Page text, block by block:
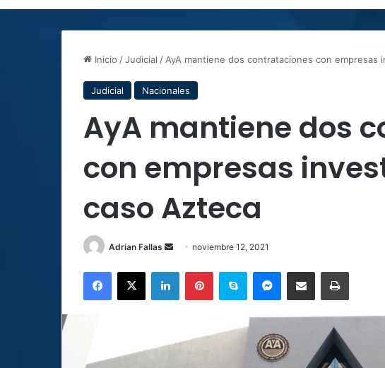
Inicio /Judicial / AyA mantiene dos contrataciones con empresas
Judicial Nacionales
AyA mantiene dos
con empresas
caso Azteca
Adrian Fallas
Send noviembre 12, 2021
Facebook
X LinkedInPinterestSkype MessengerCompartir por correo electrónicoImprimir